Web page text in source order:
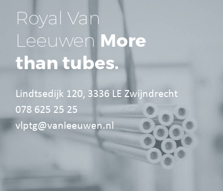
Royal Van
Leeuwen More
than tubes.
Lindtsedijk 120, 3336 LE Zwijndrecht
078 625 25 25
vlptg@vanleeuwen.nl